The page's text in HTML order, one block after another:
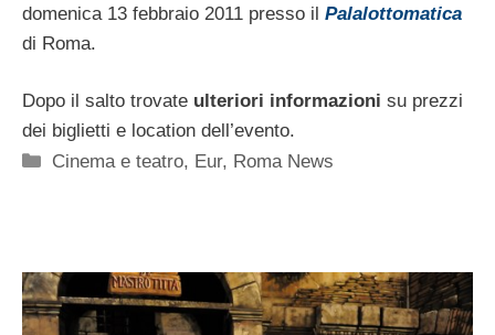
domenica 13 febbraio 2011 presso il Palalottomatica
di Roma.
Dopo il salto trovate ulteriori informazioni su prezzi
dei biglietti e location dell’evento.
Categorie
Cinema e teatro, Eur, Roma News